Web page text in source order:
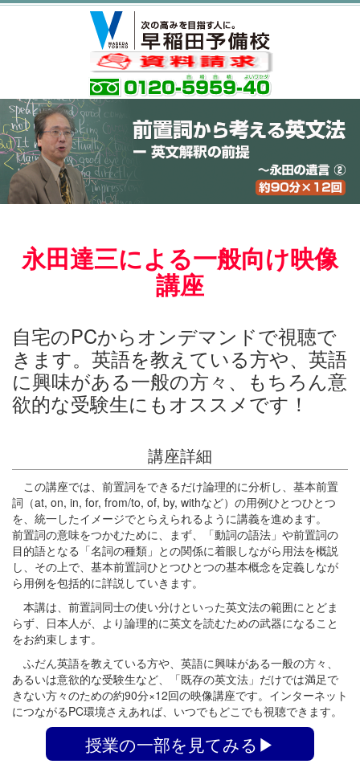
永田達三による一般向け映像
講座
自宅のPCからオンデマンドで視聴で
きます。英語を教えている方や、英語
に興味がある一般の方々、もちろん意
欲的な受験生にもオススメです！
講座詳細
この講座では、前置詞をできるだけ論理的に分析し、基本前置
詞（at, on, in, for, from/to, of, by, withなど）の用例ひとつひとつ
を、統一したイメージでとらえられるように講義を進めます。
前置詞の意味をつかむために、まず、「動詞の語法」や前置詞の
目的語となる「名詞の種類」との関係に着眼しながら用法を概説
し、その上で、基本前置詞ひとつひとつの基本概念を定義しなが
ら用例を包括的に詳説していきます。
本講は、前置詞同士の使い分けといった英文法の範囲にとどま
らず、日本人が、より論理的に英文を読むための武器になること
をお約束します。
ふだん英語を教えている方や、英語に興味がある一般の方々、
あるいは意欲的な受験生など、「既存の英文法」だけでは満足で
きない方々のための約90分×12回の映像講座です。インターネット
につながるPC環境さえあれば、いつでもどこでも視聴できます。
授業の一部を見てみる▶